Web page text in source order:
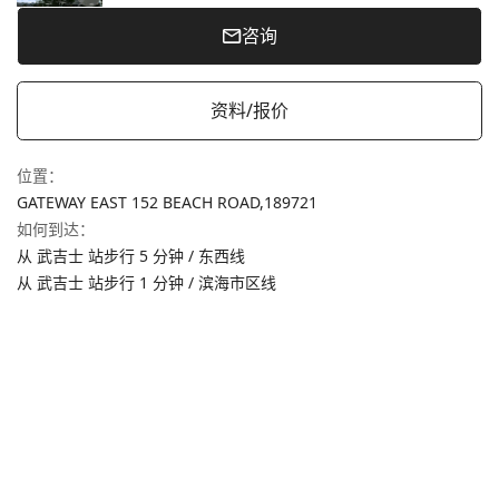
咨询
资料/报价
位置：
GATEWAY EAST 152 BEACH ROAD,189721
如何到达：
从 武吉士 站步行 5 分钟 / 东西线
从 武吉士 站步行 1 分钟 / 滨海市区线